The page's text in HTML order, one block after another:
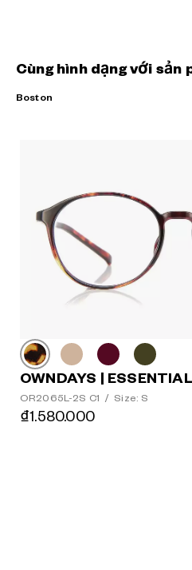
Cùng hình dạng với sản
Boston
OWNDAYS | ESSENTIAL
OR2065L-2S C1 / Size: S
₫1.580.000